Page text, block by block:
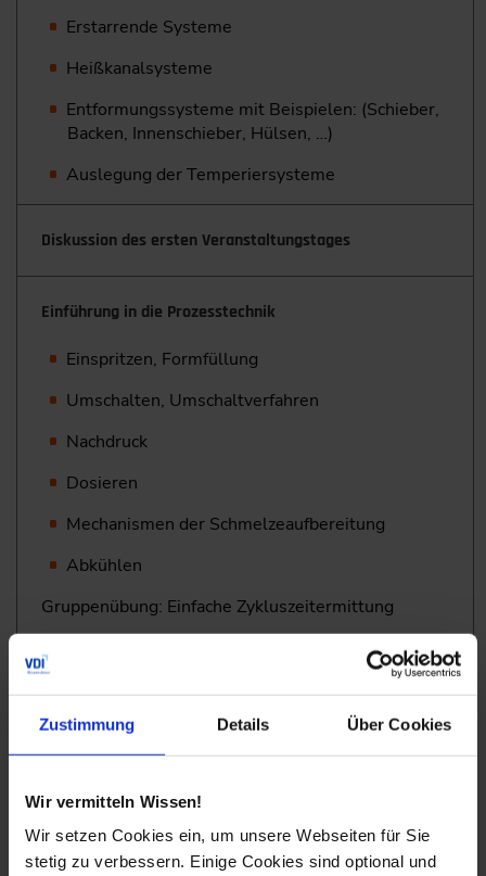
Zustimmung Details Über Cookies
Wir vermitteln Wissen!
Wir setzen Cookies ein, um unsere Webseiten für Sie
stetig zu verbessern. Einige Cookies sind optional und
Erstarrende Systeme
Heißkanalsysteme
Entformungssysteme mit Beispielen: (Schieber,
Backen, Innenschieber, Hülsen, …)
Auslegung der Temperiersysteme
Diskussion des ersten Veranstaltungstages
Einführung in die Prozesstechnik
Einspritzen, Formfüllung
Umschalten, Umschaltverfahren
Nachdruck
Dosieren
Mechanismen der Schmelzeaufbereitung
Abkühlen
Gruppenübung: Einfache Zykluszeitermittung
Der Spritzgießprozess und die Bedeutung der inneren ­
Eigenschaften
Innere Eigenschaften der Kunststoffe, deren
Orientierungen – Spannungen – Kristallinität –
Schwindung - Verzug